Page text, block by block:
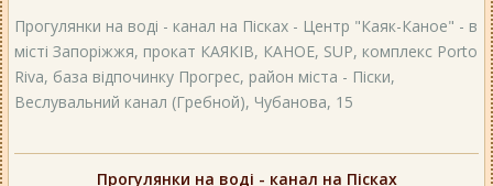
Прогулянки на воді - канал на Пісках - Центр "Каяк-Каное" - в
місті Запоріжжя, прокат КАЯКІВ, КАНОЕ, SUP, комплекс Porto
Riva, база відпочинку Прогрес, район міста - Піски,
Веслувальний канал (Гребной), Чубанова, 15
Прогулянки на воді - канал на Пісках